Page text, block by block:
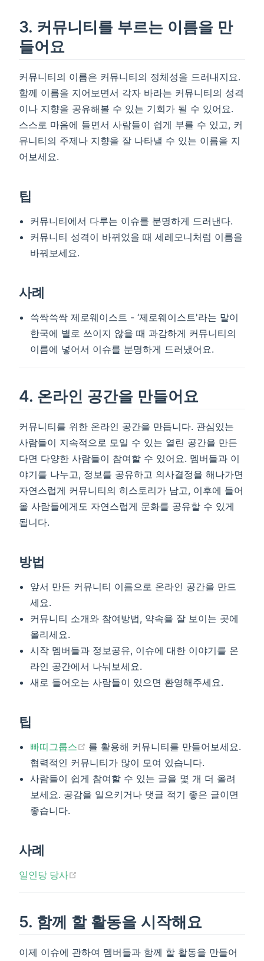
3. 커뮤니티를 부르는 이름을 만
들어요
커뮤니티의 이름은 커뮤니티의 정체성을 드러내지요.
함께 이름을 지어보면서 각자 바라는 커뮤니티의 성격
이나 지향을 공유해볼 수 있는 기회가 될 수 있어요.
스스로 마음에 들면서 사람들이 쉽게 부를 수 있고, 커
뮤니티의 주제나 지향을 잘 나타낼 수 있는 이름을 지
어보세요.
팁
커뮤니티에서 다루는 이슈를 분명하게 드러낸다.
커뮤니티 성격이 바뀌었을 때 세레모니처럼 이름을
바꿔보세요.
사례
쓱싹쓱싹 제로웨이스트 - ‘제로웨이스트'라는 말이
한국에 별로 쓰이지 않을 때 과감하게 커뮤니티의
이름에 넣어서 이슈를 분명하게 드러냈어요.
4. 온라인 공간을 만들어요
커뮤니티를 위한 온라인 공간을 만듭니다. 관심있는
사람들이 지속적으로 모일 수 있는 열린 공간을 만든
다면 다양한 사람들이 참여할 수 있어요. 멤버들과 이
야기를 나누고, 정보를 공유하고 의사결정을 해나가면
자연스럽게 커뮤니티의 히스토리가 남고, 이후에 들어
올 사람들에게도 자연스럽게 문화를 공유할 수 있게
됩니다.
방법
앞서 만든 커뮤니티 이름으로 온라인 공간을 만드
세요.
커뮤니티 소개와 참여방법, 약속을 잘 보이는 곳에
올리세요.
시작 멤버들과 정보공유, 이슈에 대한 이야기를 온
라인 공간에서 나눠보세요.
새로 들어오는 사람들이 있으면 환영해주세요.
팁
빠띠그룹스 (opens new window)
를 활용해 커뮤니티를 만들어보세요.
협력적인 커뮤니티가 많이 모여 있습니다.
사람들이 쉽게 참여할 수 있는 글을 몇 개 더 올려
보세요. 공감을 일으키거나 댓글 적기 좋은 글이면
좋습니다.
사례
일인당 당사
5. 함께 할 활동을 시작해요
이제 이슈에 관하여 멤버들과 함께 할 활동을 만들어